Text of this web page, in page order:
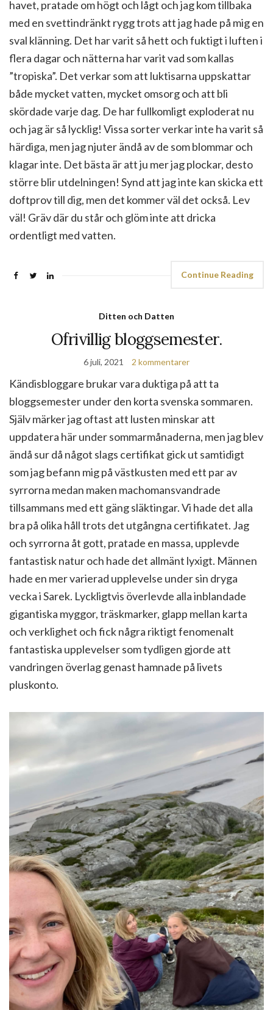
havet, pratade om högt och lågt och jag kom tillbaka
med en svettindränkt rygg trots att jag hade på mig en
sval klänning. Det har varit så hett och fuktigt i luften i
flera dagar och nätterna har varit vad som kallas
”tropiska”. Det verkar som att luktisarna uppskattar
både mycket vatten, mycket omsorg och att bli
skördade varje dag. De har fullkomligt exploderat nu
och jag är så lycklig! Vissa sorter verkar inte ha varit så
härdiga, men jag njuter ändå av de som blommar och
klagar inte. Det bästa är att ju mer jag plockar, desto
större blir utdelningen! Synd att jag inte kan skicka ett
doftprov till dig, men det kommer väl det också. Lev
väl! Gräv där du står och glöm inte att dricka
ordentligt med vatten.
Continue Reading
Ditten och Datten
Ofrivillig bloggsemester.
6 juli, 2021 2 kommentarer
Kändisbloggare brukar vara duktiga på att ta
bloggsemester under den korta svenska sommaren.
Själv märker jag oftast att lusten minskar att
uppdatera här under sommarmånaderna, men jag blev
ändå sur då något slags certifikat gick ut samtidigt
som jag befann mig på västkusten med ett par av
syrrorna medan maken machomansvandrade
tillsammans med ett gäng släktingar. Vi hade det alla
bra på olika håll trots det utgångna certifikatet. Jag
och syrrorna åt gott, pratade en massa, upplevde
fantastisk natur och hade det allmänt lyxigt. Männen
hade en mer varierad upplevelse under sin dryga
vecka i Sarek. Lyckligtvis överlevde alla inblandade
gigantiska myggor, träskmarker, glapp mellan karta
och verklighet och fick några riktigt fenomenalt
fantastiska upplevelser som tydligen gjorde att
vandringen överlag genast hamnade på livets
pluskonto.